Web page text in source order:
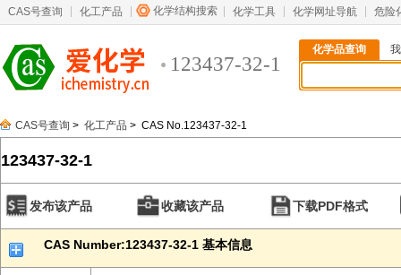
CAS号查询 化工产品 化学结构搜索 化学工具 化学网址导航 危险
123437-32-1
化学品查询
CAS号查询 > 化工产品 > CAS No.123437-32-1
123437-32-1
发布该产品 收藏该产品 下载PDF格式
CAS Number:123437-32-1 基本信息